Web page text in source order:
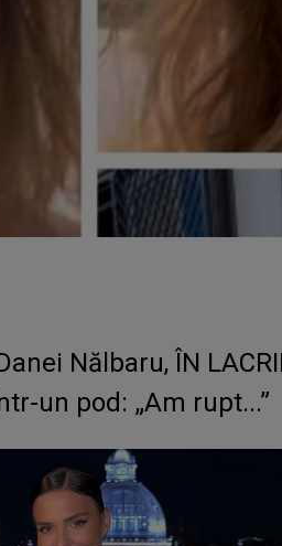
Nălbaru, ÎN
un pod: „Am rupt...”